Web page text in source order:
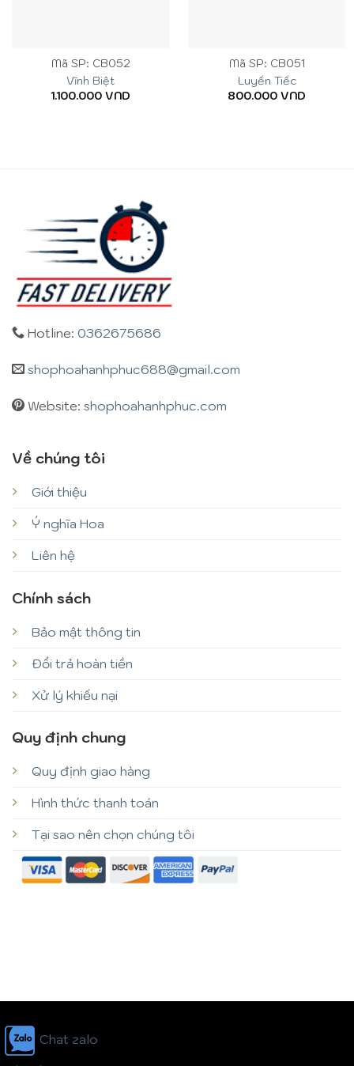
Mã SP: CB052
Vĩnh Biệt
1.100.000 VND
Mã SP: CB051
Luyến Tiếc
800.000 VND
Hotline: 0362675686
shophoahanhphuc688@gmail.com
Website: shophoahanhphuc.com
Về chúng tôi
Giới thiệu
Ý nghĩa Hoa
Liên hệ
Chính sách
Bảo mật thông tin
Đổi trả hoàn tiền
Xử lý khiếu nại
Quy định chung
Quy định giao hàng
Hình thức thanh toán
Tại sao nên chọn chúng tôi
Chat zalo